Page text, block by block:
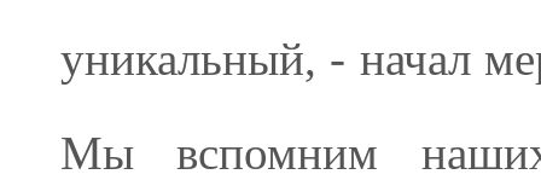
уникальный, - начал
Мы вспомним